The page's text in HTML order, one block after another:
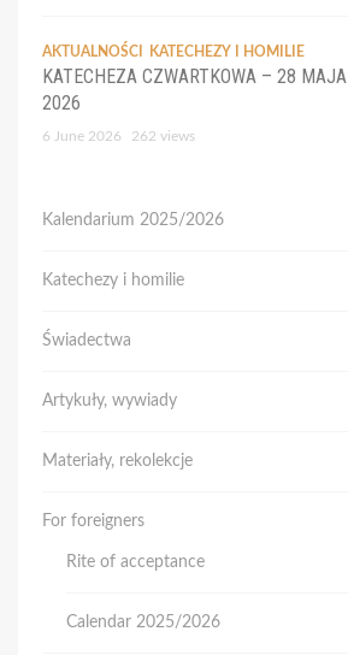
AKTUALNOŚCI KATECHEZY I HOMILIE
KATECHEZA CZWARTKOWA – 28 MAJA
2026
6 June 2026 262 views
Kalendarium 2025/2026
Katechezy i homilie
Świadectwa
Artykuły, wywiady
Materiały, rekolekcje
For foreigners
Rite of acceptance
Calendar 2025/2026